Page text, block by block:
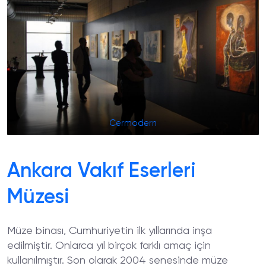
Cermodern
Ankara Vakıf Eserleri
Müzesi
Müze binası, Cumhuriyetin ilk yıllarında inşa
edilmiştir. Onlarca yıl birçok farklı amaç için
kullanılmıştır. Son olarak 2004 senesinde müze